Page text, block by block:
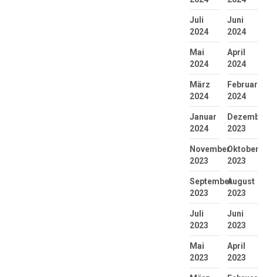
Juli
2024
Juni
2024
Mai
2024
April
2024
März
2024
Februar
2024
Januar
2024
2023
November
2023
Oktober
2023
September
2023
August
2023
Juli
2023
Juni
2023
Mai
2023
April
2023